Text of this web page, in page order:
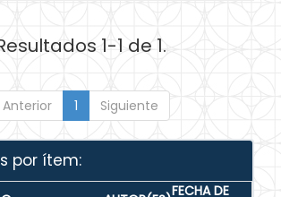
1-1 de 1.
Anterior 1 Siguiente
por ítem:
FECHA DE